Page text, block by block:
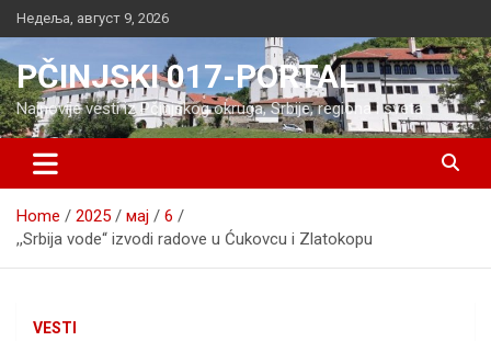
Skip
to
content
Недеља, август 9, 2026
PČINJSKI 017-PORTAL
Najnovije vesti iz Pčinjskog okruga, Srbije, regiona i sveta
Home 2025 мај
6
,,Srbija vode“ izvodi radove u Ćukovcu i Zlatokopu
VESTI